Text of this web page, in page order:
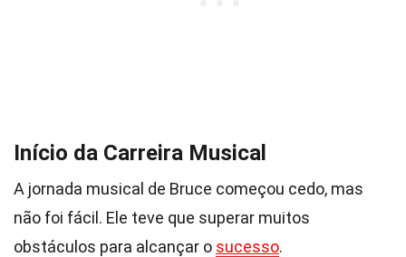
Início da Carreira Musical
A jornada musical de Bruce começou cedo, mas
não foi fácil. Ele teve que superar muitos
obstáculos para alcançar o sucesso.